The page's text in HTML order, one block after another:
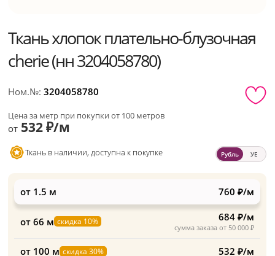
Ткань хлопок плательно-блузочная
cherie (нн 3204058780)
Ном.№:3204058780
Цена за метр при покупки от 100 метров
от 532 ₽/м
Ткань в наличии, доступна к покупке Рубль УЕ
от 1.5 м 760 ₽/м
от 66 м скидка 10%
сумма заказа от 50 000 ₽
684 ₽/м
от 100 м скидка 30% 532 ₽/м